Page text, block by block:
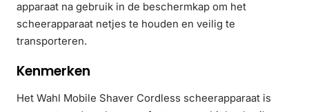
apparaat na gebruik in de beschermkap om het
scheerapparaat netjes te houden en veilig te
transporteren.
Kenmerken
Het Wahl Mobile Shaver Cordless scheerapparaat is